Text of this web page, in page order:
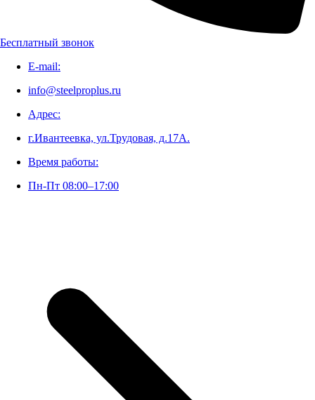
Бесплатный звонок
E-mail:
info@steelproplus.ru
Адрес:
г.Ивантеевка, ул.Трудовая, д.17А.
Время работы:
Пн-Пт 08:00–17:00